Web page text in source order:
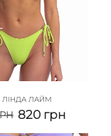
ЛІНДА ЛАЙМ
820 грн